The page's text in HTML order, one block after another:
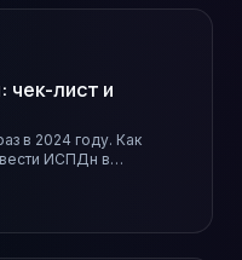
чек-лист и
в 2024 году. Как
ИСПДн в